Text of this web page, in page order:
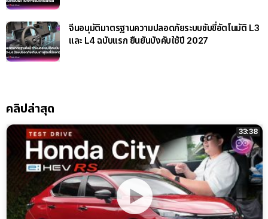
จีนอนุมัติมาตรฐานความปลอดภัยระบบขับขี่อัตโนมัติ L3
และ L4 ฉบับแรก ยืนยันบังคับใช้ปี 2027
คลิปล่าสุด
33:38